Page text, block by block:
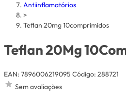
Antiinflamatórios
>
Teflan 20mg 10comprimidos
Teflan 20Mg
EAN: 7896006219095 Código: 288721
Sem avaliações